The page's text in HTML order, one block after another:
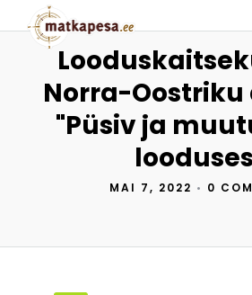
Norra-
"Püsiv ja
MAI 7, 2022 • 0